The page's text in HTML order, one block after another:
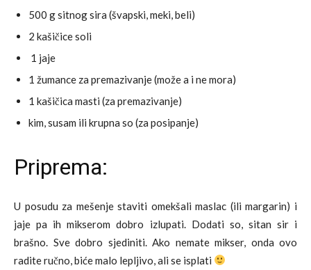
500 g sitnog sira (švapski, meki, beli)
2 kašičice soli
1 jaje
1 žumance za premazivanje (može a i ne mora)
1 kašičica masti (za premazivanje)
kim, susam ili krupna so (za posipanje)
Priprema:
U posudu za mešenje staviti omekšali maslac (ili margarin) i
jaje pa ih mikserom dobro izlupati. Dodati so, sitan sir i
brašno. Sve dobro sjediniti. Ako nemate mikser, onda ovo
radite ručno, biće malo lepljivo, ali se isplati